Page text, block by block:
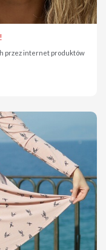
przez internet produktów